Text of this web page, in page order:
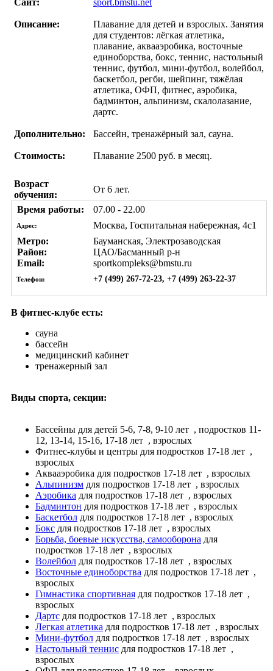
Описание:
Плавание для детей и взрослых. Занятия
для студентов: лёгкая атлетика,
плавание, аквааэробика, восточные
единоборства, бокс, теннис, настольный
теннис, футбол, мини-футбол, волейбол,
баскетбол, регби, шейпинг, тяжёлая
атлетика, ОФП, фитнес, аэробика,
бадминтон, альпинизм, скалолазание,
дартс.
Дополнительно: Бассейн, тренажёрный зал, сауна.
Стоимость: Плавание 2500 руб. в месяц.
Возраст
обучения:
От 6 лет.
Время работы:
07.00 - 22.00
Адрес:
Москва, Госпитальная набережная, 4с1
Метро:
Бауманская, Электрозаводская
Район:
ЦАО/Басманный р-н
Email:
sportkompleks@bmstu.ru
Телефон: +7 (499) 267-72-23, +7 (499) 263-22-37
В фитнес-клубе есть:
сауна
бассейн
медицинский кабинет
тренажерный зал
Виды спорта, секции:
Бассейны для детей 5-6, 7-8, 9-10 лет , подростков 11-
12, 13-14, 15-16, 17-18 лет , взрослых
Фитнес-клубы и центры для подростков 17-18 лет ,
взрослых
Аквааэробика для подростков 17-18 лет , взрослых
Альпинизм для подростков 17-18 лет , взрослых
Аэробика для подростков 17-18 лет , взрослых
Бадминтон для подростков 17-18 лет , взрослых
Баскетбол для подростков 17-18 лет , взрослых
Бокс для подростков 17-18 лет , взрослых
Борьба, боевые искусства, самооборона для
подростков 17-18 лет , взрослых
Волейбол для подростков 17-18 лет , взрослых
Восточные единоборства для подростков 17-18 лет ,
взрослых
Гимнастика спортивная для подростков 17-18 лет ,
взрослых
Дартс для подростков 17-18 лет , взрослых
Легкая атлетика для подростков 17-18 лет , взрослых
Мини-футбол для подростков 17-18 лет , взрослых
Настольный теннис для подростков 17-18 лет ,
взрослых